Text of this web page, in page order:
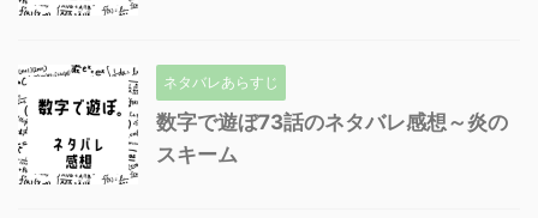
ネタバレあらすじ
数字で遊ぼ73話のネタバレ感想～炎の
スキーム